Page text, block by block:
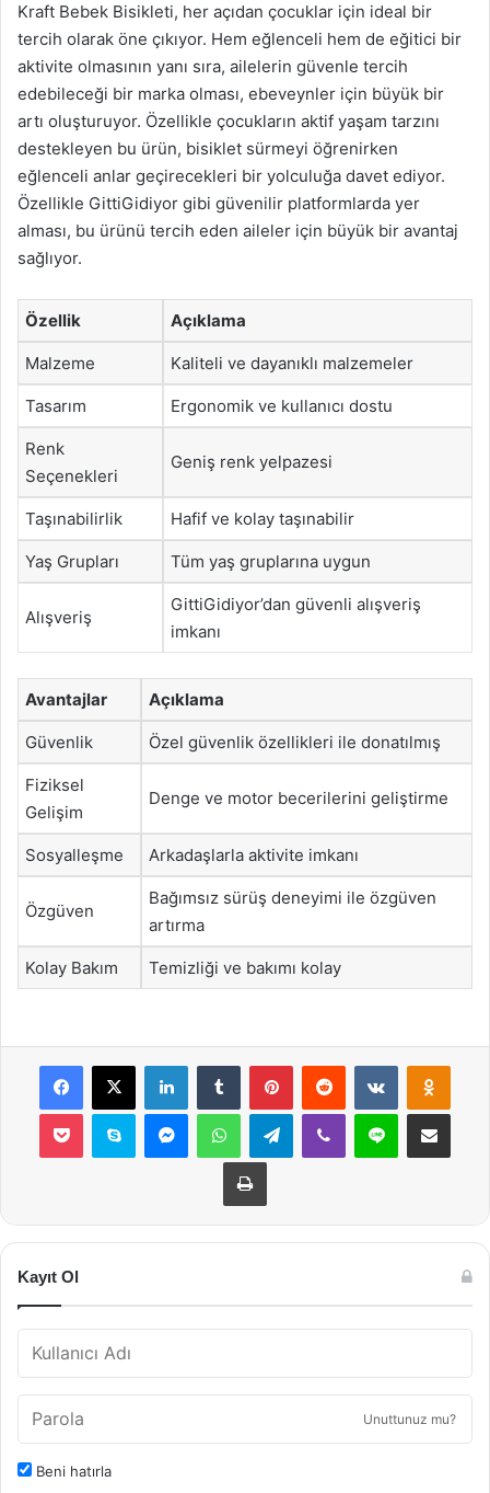
Kraft Bebek Bisikleti, her açıdan çocuklar için ideal bir
tercih olarak öne çıkıyor. Hem eğlenceli hem de eğitici bir
aktivite olmasının yanı sıra, ailelerin güvenle tercih
edebileceği bir marka olması, ebeveynler için büyük bir
artı oluşturuyor. Özellikle çocukların aktif yaşam tarzını
destekleyen bu ürün, bisiklet sürmeyi öğrenirken
eğlenceli anlar geçirecekleri bir yolculuğa davet ediyor.
Özellikle GittiGidiyor gibi güvenilir platformlarda yer
alması, bu ürünü tercih eden aileler için büyük bir avantaj
sağlıyor.
Özellik Açıklama
Malzeme Kaliteli ve dayanıklı malzemeler
Tasarım Ergonomik ve kullanıcı dostu
Renk
Seçenekleri
Geniş renk yelpazesi
Taşınabilirlik Hafif ve kolay taşınabilir
Yaş Grupları Tüm yaş gruplarına uygun
Alışveriş
GittiGidiyor’dan güvenli alışveriş
imkanı
Avantajlar Açıklama
Güvenlik Özel güvenlik özellikleri ile donatılmış
Fiziksel
Gelişim
Denge ve motor becerilerini geliştirme
Sosyalleşme Arkadaşlarla aktivite imkanı
Özgüven
Bağımsız sürüş deneyimi ile özgüven
artırma
Kolay Bakım Temizliği ve bakımı kolay
Facebook
X LinkedInTumblr PinterestReddit VKontakte
Pocket Skype MessengerWhatsAppTelegramViber Line E-Posta ile
Yazdır
Kayıt Ol
Unuttunuz mu?
Beni hatırla